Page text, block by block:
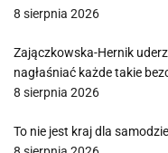
8 sierpnia 2026
Zajączkowska-Hernik
nagłaśniać każde takie
8 sierpnia 2026
To nie jest kraj dla